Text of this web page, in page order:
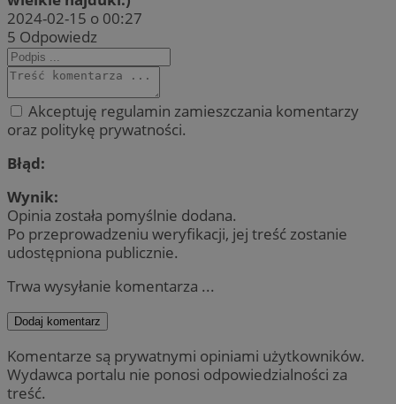
2024-02-15 o 00:27
5 Odpowiedz
Akceptuję regulamin zamieszczania komentarzy
oraz politykę prywatności.
Błąd:
Wynik:
Opinia została pomyślnie dodana.
Po przeprowadzeniu weryfikacji, jej treść zostanie
udostępniona publicznie.
Trwa wysyłanie komentarza ...
Dodaj komentarz
Komentarze są prywatnymi opiniami użytkowników.
Wydawca portalu nie ponosi odpowiedzialności za
treść.